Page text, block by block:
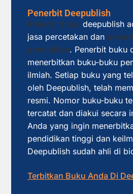
Penerbit Deepublish
Penerbit buku deepublish
jasa percetakan dan
pendidikan. Penerbit buku
menerbitkan buku-buku
ilmiah. Setiap buku yang
oleh Deepublish, telah
resmi. Nomor buku-buku
tercatat dan diakui secara
Anda yang ingin
pendidikan tinggi dan
Deepublish sudah ahli di
Terbitkan Buku Anda Di